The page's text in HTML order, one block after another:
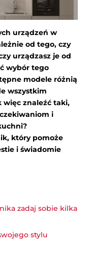
urządzeń w
od tego, czy
urządzasz je od
wybór tego
modele różnią
wszystkim
więc znaleźć taki,
i
który pomoże
i świadomie
zadaj sobie kilka
stylu